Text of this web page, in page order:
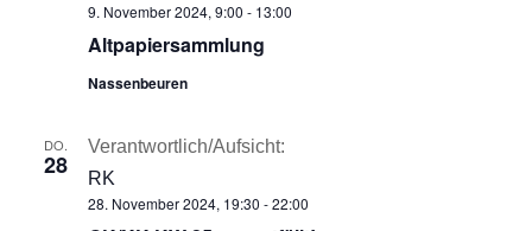
9. November 2024, 9:00 - 13:00
Altpapiersammlung
Nassenbeuren
DO.
28
28. November 2024, 19:30 -22:00
Verantwortlich/Aufsicht:
RK